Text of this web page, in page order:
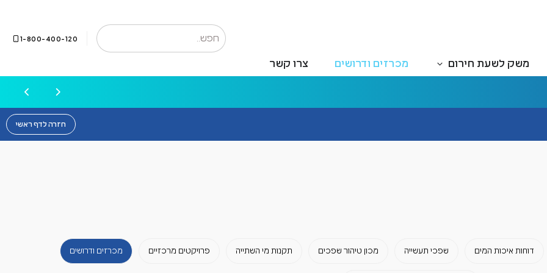
משק לשעת חירום מכרזים ודרושים צרו קשר
1-800-400-120
חזרה לדף ראשי
דוחות איכות המים שפכי תעשייה מכון טיהור שפכים תקנות מי השתייה פרויקטים מרכזיים מכרזים ודרושים